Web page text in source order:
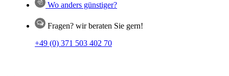
Wo anders günstiger?
Fragen? wir beraten Sie gern!
+49 (0) 371 503 402 70